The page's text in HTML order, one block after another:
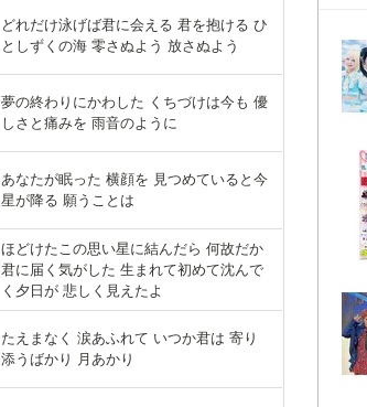
どれだけ泳げば君に会える 君を抱ける ひ
としずくの海 零さぬよう 放さぬよう
夢の終わりにかわした くちづけは今も 優
しさと痛みを 雨音のように
あなたが眠った 横顔を 見つめていると今
星が降る 願うことは
ほどけたこの思い星に結んだら 何故だか
君に届く気がした 生まれて初めて沈んで
く夕日が 悲しく見えたよ
たえまなく 涙あふれて いつか君は 寄り
添うばかり 月あかり